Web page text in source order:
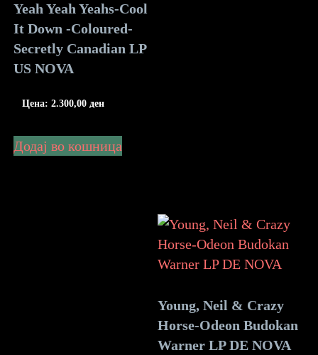
Yeah Yeah Yeahs-Cool
It Down -Coloured-
Secretly Canadian LP
US NOVA
Цена: 2.300,00 ден
Додај во кошница
Young, Neil & Crazy
Horse-Odeon Budokan
Warner LP DE NOVA